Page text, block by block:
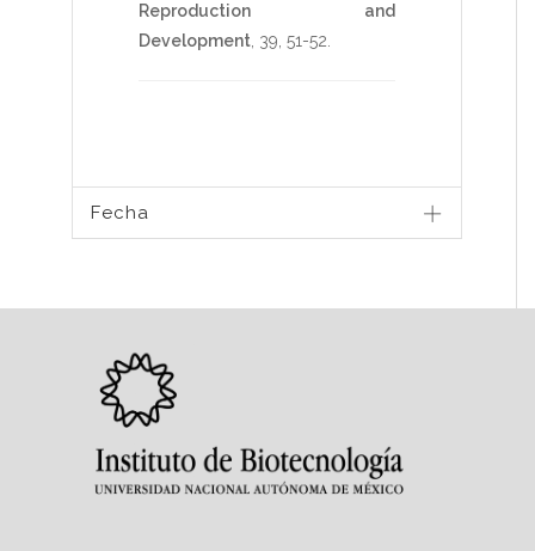
Reproduction and
Development, 39, 51-52.
Fecha